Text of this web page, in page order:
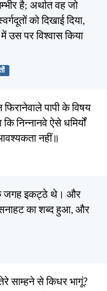
है; अर्थात वह जो
को दिखाई दिया,
उस पर विश्वास किया
पापी के विषय
निन्नानवे ऐसे धमिर्यों
नहीं॥
जगह इकट्ठे थे। और
का शब्द हुआ, और
साम्हने से किधर भागूं?